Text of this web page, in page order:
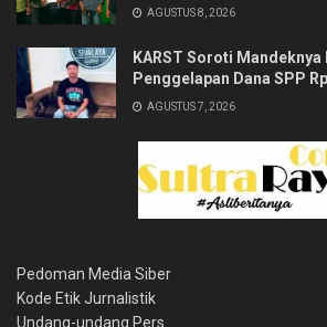
AGUSTUS 8, 2026
KARST Soroti
Penggelapan Dana SPP
AGUSTUS 7, 2026
Pedoman Media Siber
Kode Etik Jurnalistik
Undang-undang Pers